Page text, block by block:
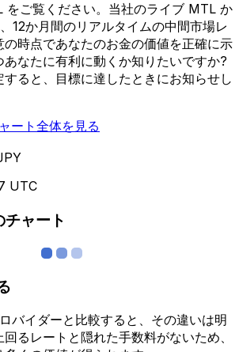
をご覧ください。当社のライブ MTL か
12か月間のリアルタイムの中間市場レ
の時点であなたのお金の価値を正確に示
あなたに有利に動くか知りたいですか?
ると、目標に達したときにお知らせし
ート全体を見る
UTC
チャート
バイダーと比較すると、その違いは明
るレートと隠れた手数料がないため、